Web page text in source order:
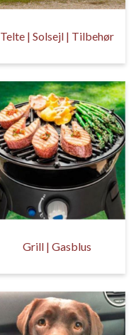
Telte | Solsejl | Tilbehør
Grill | Gasblus